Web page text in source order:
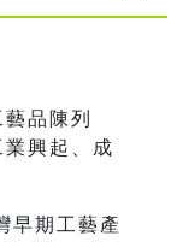
品陳列
興起、成
早期工藝產